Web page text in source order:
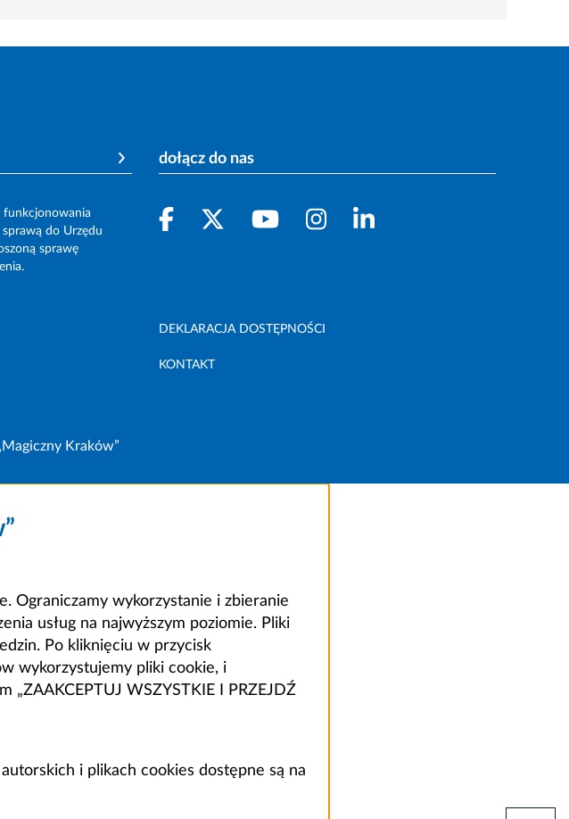
funkcjonowania
sprawą do Urzędu
sprawę
dołącz do nas
DEKLARACJA DOSTĘPNOŚCI
KONTAKT
Kraków”
Ograniczamy wykorzystanie i zbieranie
usług na najwyższym poziomie. Pliki
Po kliknięciu w przycisk
wykorzystujemy pliki cookie, i
WSZYSTKIE I PRZEJDŹ
i plikach cookies dostępne są na